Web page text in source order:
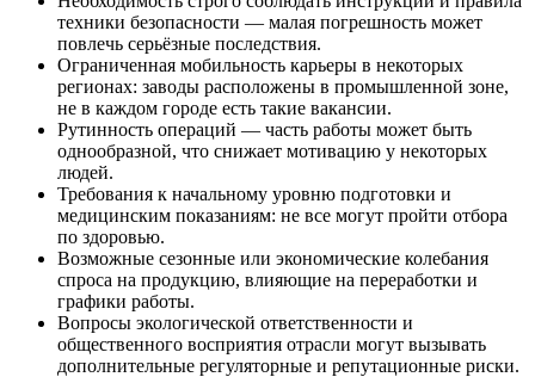
техники безопасности — малая погрешность может
повлечь серьёзные последствия.
Ограниченная мобильность карьеры в некоторых
регионах: заводы расположены в промышленной зоне,
не в каждом городе есть такие вакансии.
Рутинность операций — часть работы может быть
однообразной, что снижает мотивацию у некоторых
людей.
Требования к начальному уровню подготовки и
медицинским показаниям: не все могут пройти отбора
по здоровью.
Возможные сезонные или экономические колебания
спроса на продукцию, влияющие на переработки и
графики работы.
Вопросы экологической ответственности и
общественного восприятия отрасли могут вызывать
дополнительные регуляторные и репутационные риски.